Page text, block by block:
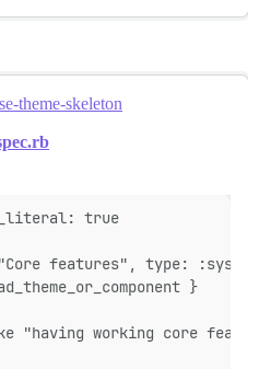
theme-skeleton
true
"Core features", type:
}
"having working core